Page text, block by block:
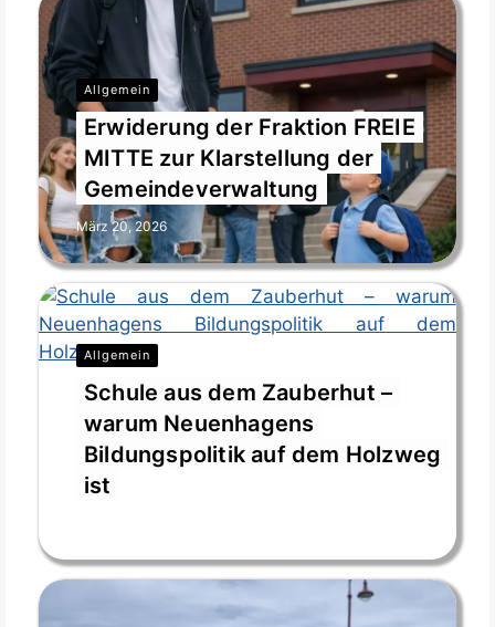
Allgemein
Erwiderung der Fraktion FREIE
MITTE zur Klarstellung der
Gemeindeverwaltung
März 20, 2026
Allgemein
Schule aus dem Zauberhut –
warum Neuenhagens
Bildungspolitik auf dem Holzweg
ist